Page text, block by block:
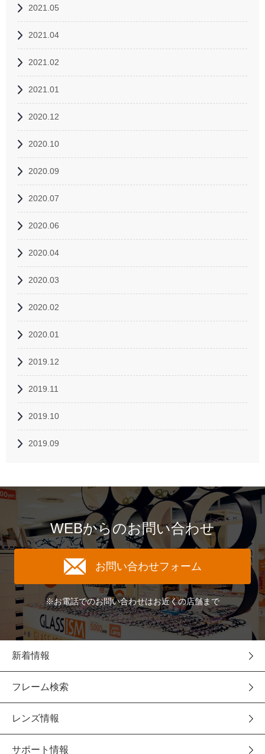
2021.05
2021.04
2021.02
2021.01
2020.12
2020.10
2020.09
2020.07
2020.06
2020.04
2020.03
2020.02
2020.01
2019.12
2019.11
2019.10
2019.09
WEBからのお問い合わせ
お問い合わせフォーム
※お電話でのお問い合わせはお近くの店舗まで
新着情報
フレーム検索
レンズ情報
サポート情報